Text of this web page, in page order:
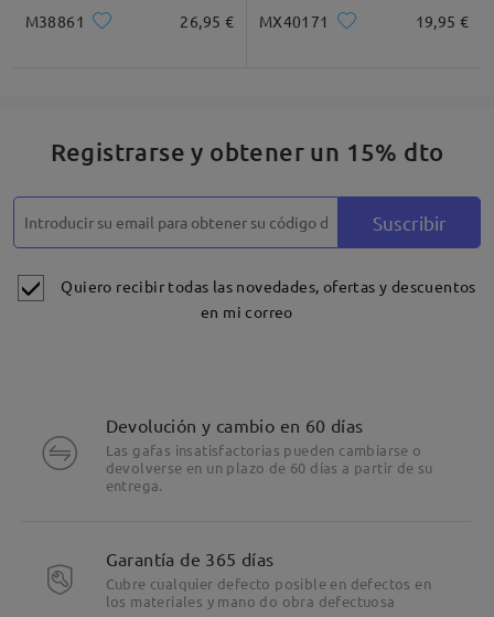
M38861 26,95 € MX40171 19,95 €
Registrarse y obtener un 15% dto
Suscribir
Quiero recibir todas las novedades, ofertas y descuentos
en mi correo
Devolución y cambio en 60 días
Las gafas insatisfactorias pueden cambiarse o
devolverse en un plazo de 60 días a partir de su
entrega.
Garantía de 365 días
Cubre cualquier defecto posible en defectos en
los materiales y mano do obra defectuosa